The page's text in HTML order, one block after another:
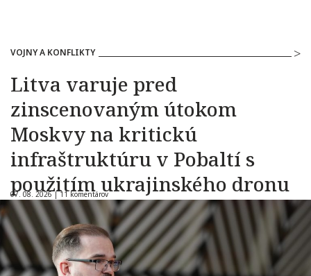
VOJNY A KONFLIKTY
Litva varuje pred
zinscenovaným útokom
Moskvy na kritickú
infraštruktúru v Pobaltí s
použitím ukrajinského dronu
07. 08. 2026 |11 komentárov